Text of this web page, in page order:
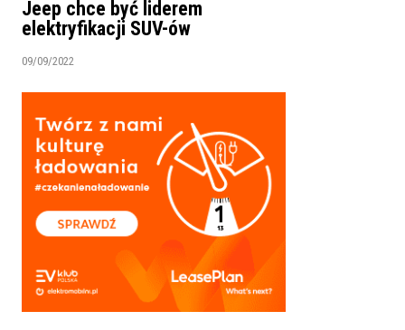
Jeep chce być liderem
elektryfikacji SUV-ów
09/09/2022